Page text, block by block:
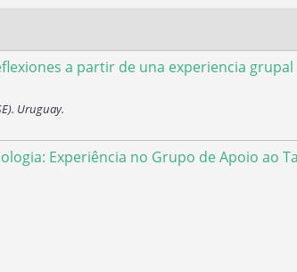
a partir de una experiencia
Uruguay.
Experiência no Grupo de Apoio ao